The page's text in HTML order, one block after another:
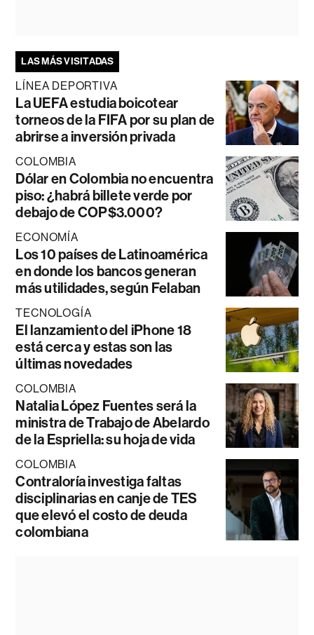
LAS MÁS VISITADAS
LÍNEA DEPORTIVA
La UEFA estudia boicotear
torneos de la FIFA por su plan de
abrirse a inversión privada
COLOMBIA
Dólar en Colombia no encuentra
piso: ¿habrá billete verde por
debajo de COP$3.000?
ECONOMÍA
Los 10 países de Latinoamérica
en donde los bancos generan
más utilidades, según Felaban
TECNOLOGÍA
El lanzamiento del iPhone 18
está cerca y estas son las
últimas novedades
COLOMBIA
Natalia López Fuentes será la
ministra de Trabajo de Abelardo
de la Espriella: su hoja de vida
COLOMBIA
Contraloría investiga faltas
disciplinarias en canje de TES
que elevó el costo de deuda
colombiana